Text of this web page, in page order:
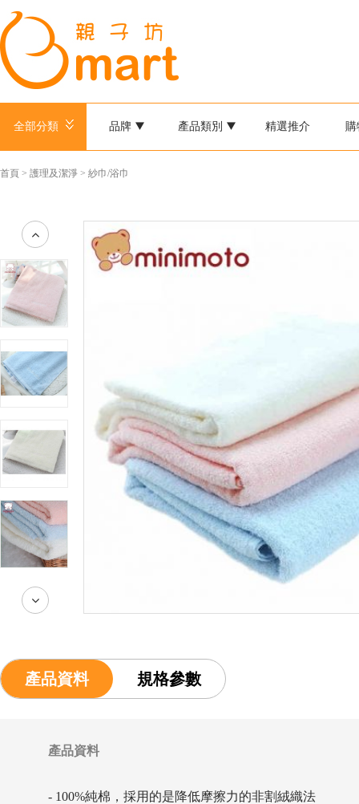
全部分類 品牌 產品類別 精選推介 購
首頁 > 護理及潔淨 > 紗巾/浴巾
產品資料 規格參數
產品資料
- 100%純棉，採用的是降低摩擦力的非割絨織法